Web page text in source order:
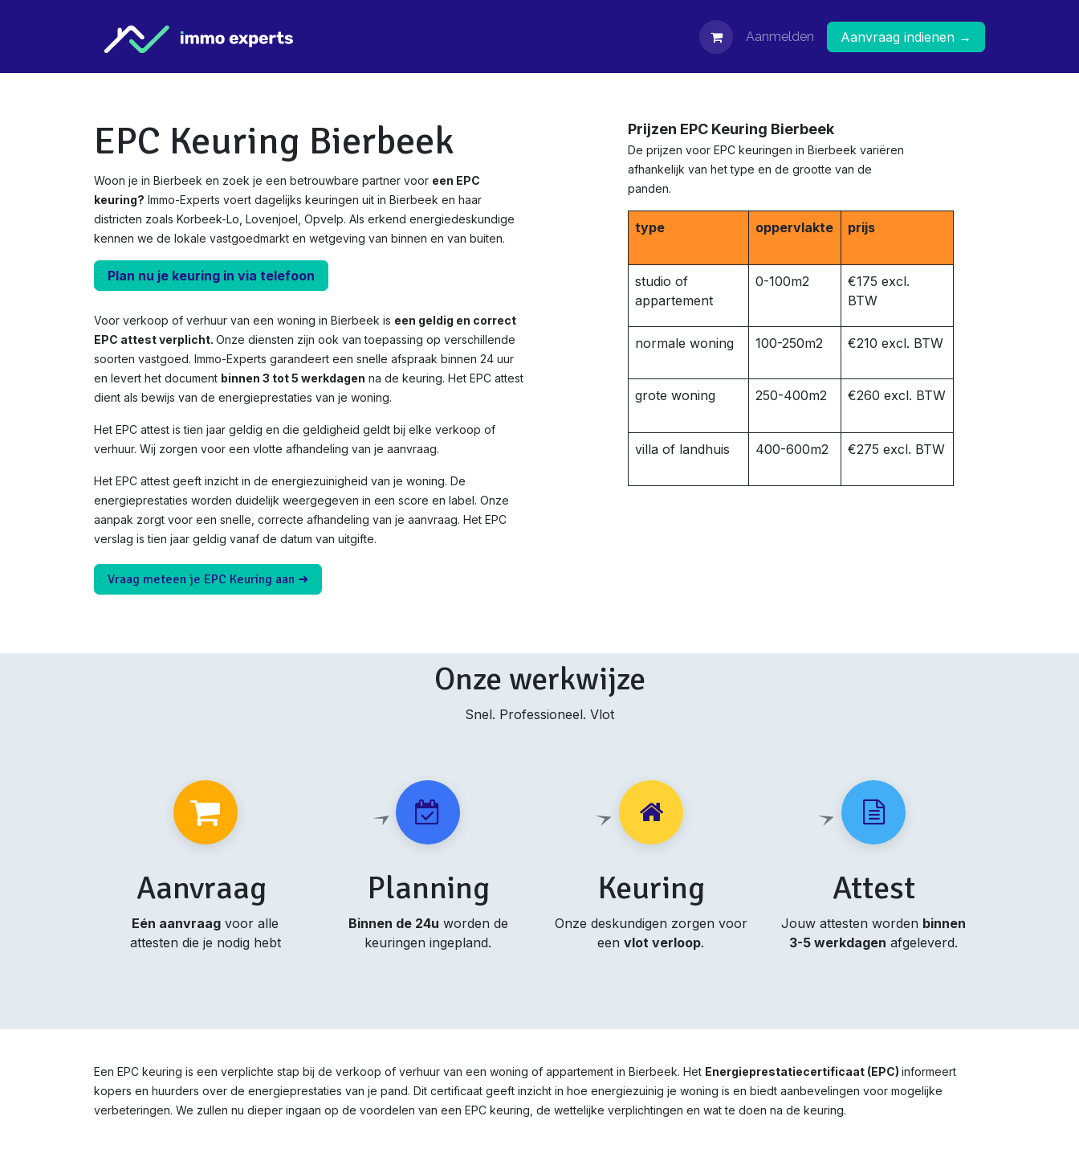
Contact Aanmelden Aanvraag indienen →
EPC Keuring Bierbeek
Woon je in Bierbeek en zoek je een betrouwbare partner voor een EPC
keuring? Immo-Experts voert dagelijks keuringen uit in Bierbeek en haar
districten zoals Korbeek-Lo, Lovenjoel, Opvelp. Als erkend energiedeskundige
kennen we de lokale vastgoedmarkt en wetgeving van binnen en van buiten.
Plan nu je keuring in via telefoon
Voor verkoop of verhuur van een woning in Bierbeek is een geldig en correct
EPC attest verplicht. Onze diensten zijn ook van toepassing op verschillende
soorten vastgoed. Immo-Experts garandeert een snelle afspraak binnen 24 uur
en levert het document binnen 3 tot 5 werkdagen na de keuring. Het EPC attest
dient als bewijs van de energieprestaties van je woning.
Het EPC attest is tien jaar geldig en die geldigheid geldt bij elke verkoop of
verhuur. Wij zorgen voor een vlotte afhandeling van je aanvraag.
Het EPC attest geeft inzicht in de energiezuinigheid van je woning. De
energieprestaties worden duidelijk weergegeven in een score en label. Onze
aanpak zorgt voor een snelle, correcte afhandeling van je aanvraag. Het EPC
verslag is tien jaar geldig vanaf de datum van uitgifte.
Vraag meteen je EPC Keuring aan ➜
Prijzen EPC Keuring Bierbeek
De prijzen voor EPC keuringen in Bierbeek variëren
afhankelijk van het type en de grootte van de
panden.
type oppervlakte prijs
studio of
appartement
0-100m2
€175 excl.
BTW
normale woning 100-250m2 €210 excl. BTW
grote woning 250-400m2 €260 excl. BTW
villa of landhuis 400-600m2 €275 excl. BTW
Onze werkwijze
Snel. Professioneel. Vlot
Aanvraag
Eén aanvraag voor alle
attesten die je nodig hebt
Planning
Binnen de 24u worden de
keuringen ingepland.
Keuring
Onze deskundigen zorgen voor
eenvlot verloop.
Attest
Jouw attesten worden binnen
3-5 werkdagen afgeleverd.
Een EPC keuring is een verplichte stap bij de verkoop of verhuur van een woning of appartement in Bierbeek. Het Energieprestatiecertificaat (EPC) informeert
kopers en huurders over de energieprestaties van je pand. Dit certificaat geeft inzicht in hoe energiezuinig je woning is en biedt aanbevelingen voor mogelijke
verbeteringen. We zullen nu dieper ingaan op de voordelen van een EPC keuring, de wettelijke verplichtingen en wat te doen na de keuring.